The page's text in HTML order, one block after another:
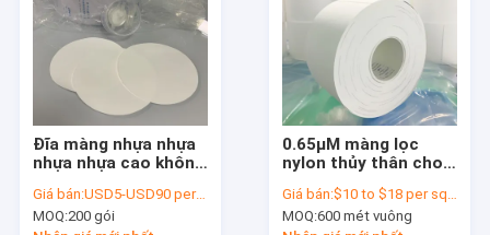
Đĩa màng nhựa nhựa
nhựa nhựa cao không
Giá bán:USD5-USD90 per pack
MOQ:200 gói
0.65μM màng lọc
nylon thủy thân cho
Giá bán:$10 to $18 per square meter
MOQ:600 mét vuông